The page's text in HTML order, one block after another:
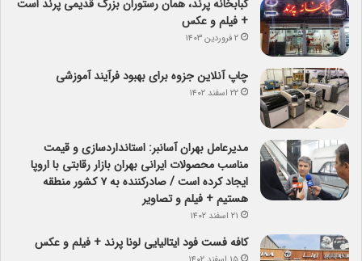
کبابخانه پرند، همان رستوران بزرگ قدیمی پرند است
+ فیلم و عکس
۲ فروردین ۱۴۰۳
چاپ آنلاین جزوه برای بهبود فرآیند آموزشی
۲۲ اسفند ۱۴۰۲
مدیرعامل بهران آسانبر: استانداردسازی و قیمت
مناسب محصولات ایرانی بهران بازار رقابتی با اروپا
ایجاد کرده است / صادرکننده به ۷ کشور منطقه
هستیم + فیلم و تصاویر
۲۱ اسفند ۱۴۰۲
کافه فست فود ایتالیایی لونا پرند + فیلم و عکس